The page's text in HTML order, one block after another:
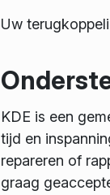
Uw
KDE is een
tijd en
repareren of
graag